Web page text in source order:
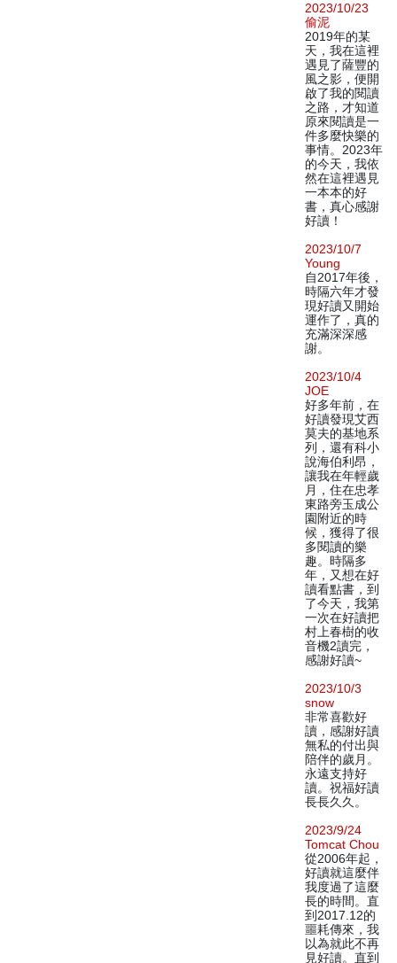
2023/10/23
偷泥
2019年的某
天，我在這裡
遇見了薩豐的
風之影，便開
啟了我的閱讀
之路，才知道
原來閱讀是一
件多麼快樂的
事情。2023年
的今天，我依
然在這裡遇見
一本本的好
書，真心感謝
好讀！
2023/10/7
Young
自2017年後，
時隔六年才發
現好讀又開始
運作了，真的
充滿深深感
謝。
2023/10/4
JOE
好多年前，在
好讀發現艾西
莫夫的基地系
列，還有科小
說海伯利昂，
讓我在年輕歲
月，住在忠孝
東路旁玉成公
園附近的時
候，獲得了很
多閱讀的樂
趣。時隔多
年，又想在好
讀看點書，到
了今天，我第
一次在好讀把
村上春樹的收
音機2讀完，
感謝好讀~
2023/10/3
snow
非常喜歡好
讀，感謝好讀
無私的付出與
陪伴的歲月。
永遠支持好
讀。祝福好讀
長長久久。
2023/9/24
Tomcat Chou
從2006年起，
好讀就這麼伴
我度過了這麼
長的時間。直
到2017.12的
噩耗傳來，我
以為就此不再
見好讀。直到